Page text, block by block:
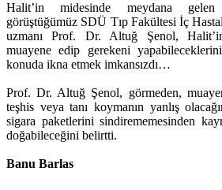
Halit’in midesinde meydana gelen
görüştüğümüz SDÜ Tıp Fakültesi İç
uzmanı Prof. Dr. Altuğ Şenol,
muayene edip gerekeni
konuda ikna etmek imkansızdı…
Prof. Dr. Altuğ Şenol, görmeden,
teşhis veya tanı koymanın yanlış
sigara paketlerini sindirememesinden
doğabileceğini belirtti.
Banu Barlas